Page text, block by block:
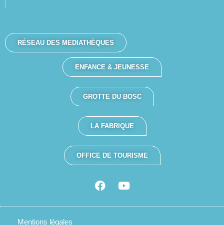
RÉSEAU DES MEDIATHÈQUES
ENFANCE & JEUNESSE
GROTTE DU BOSC
LA FABRIQUE
OFFICE DE TOURISME
Mentions légales